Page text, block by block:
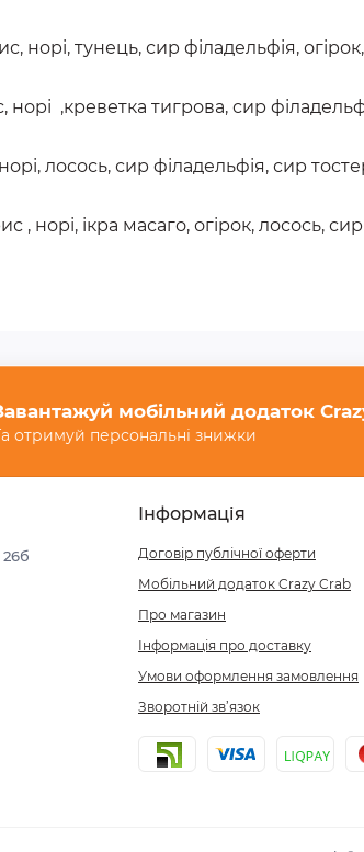
норі, тунець, сир філадельфія,
, норі ,креветка тигрова, сир
лосось, сир філадельфія, сир
, норі, ікра масаго, огірок, лосось,
мобільний додаток
отримуй персональні знижки
Інформація
Договір публічної оферти
Мобільний додаток Crazy Crab
Про магазин
Інформація про доставку
Умови оформлення замовлення
Зворотній зв’язок